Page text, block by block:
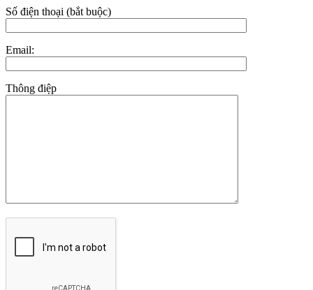
Số điện thoại (bắt buộc)
Email:
Thông điệp